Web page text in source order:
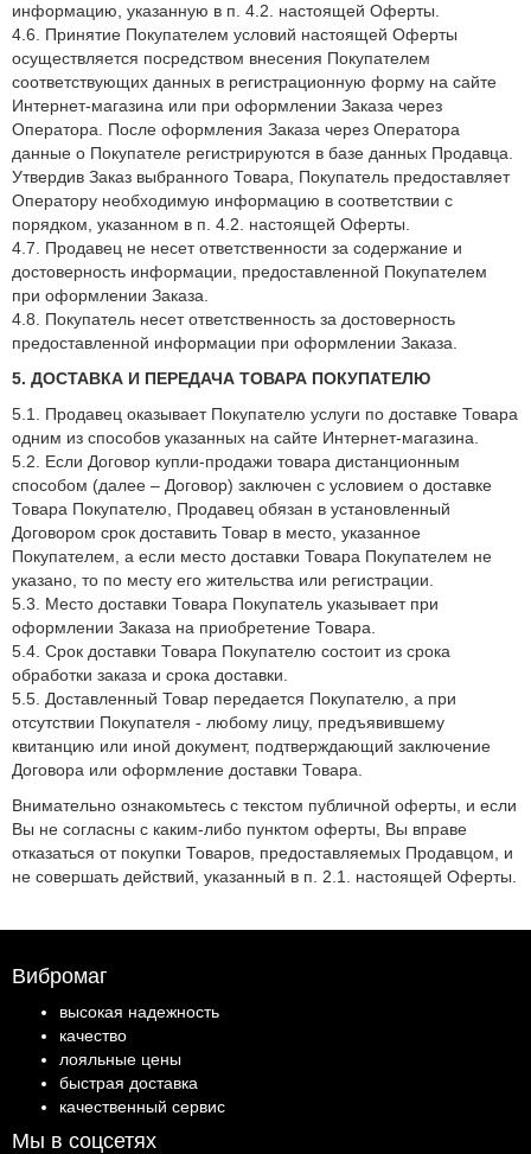
информацию, указанную в п. 4.2. настоящей Оферты.
4.6. Принятие Покупателем условий настоящей Оферты
осуществляется посредством внесения Покупателем
соответствующих данных в регистрационную форму на сайте
Интернет-магазина или при оформлении Заказа через
Оператора. После оформления Заказа через Оператора
данные о Покупателе регистрируются в базе данных Продавца.
Утвердив Заказ выбранного Товара, Покупатель предоставляет
Оператору необходимую информацию в соответствии с
порядком, указанном в п. 4.2. настоящей Оферты.
4.7. Продавец не несет ответственности за содержание и
достоверность информации, предоставленной Покупателем
при оформлении Заказа.
4.8. Покупатель несет ответственность за достоверность
предоставленной информации при оформлении Заказа.
5. ДОСТАВКА И ПЕРЕДАЧА ТОВАРА ПОКУПАТЕЛЮ
5.1. Продавец оказывает Покупателю услуги по доставке Товара
одним из способов указанных на сайте Интернет-магазина.
5.2. Если Договор купли-продажи товара дистанционным
способом (далее – Договор) заключен с условием о доставке
Товара Покупателю, Продавец обязан в установленный
Договором срок доставить Товар в место, указанное
Покупателем, а если место доставки Товара Покупателем не
указано, то по месту его жительства или регистрации.
5.3. Место доставки Товара Покупатель указывает при
оформлении Заказа на приобретение Товара.
5.4. Срок доставки Товара Покупателю состоит из срока
обработки заказа и срока доставки.
5.5. Доставленный Товар передается Покупателю, а при
отсутствии Покупателя - любому лицу, предъявившему
квитанцию или иной документ, подтверждающий заключение
Договора или оформление доставки Товара.
Внимательно ознакомьтесь с текстом публичной оферты, и если
Вы не согласны с каким-либо пунктом оферты, Вы вправе
отказаться от покупки Товаров, предоставляемых Продавцом, и
не совершать действий, указанный в п. 2.1. настоящей Оферты.
Вибромаг
высокая надежность
качество
лояльные цены
быстрая доставка
качественный сервис
Мы в соцсетях